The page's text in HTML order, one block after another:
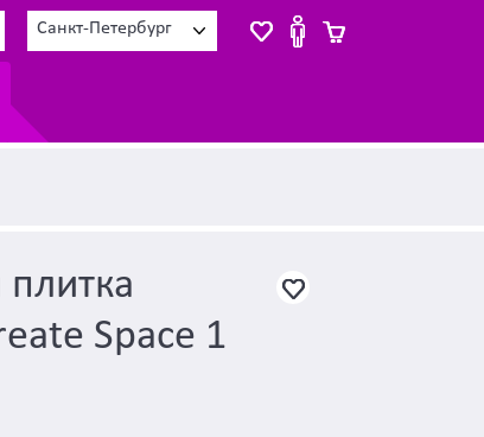
Санкт-Петербург
Space 1